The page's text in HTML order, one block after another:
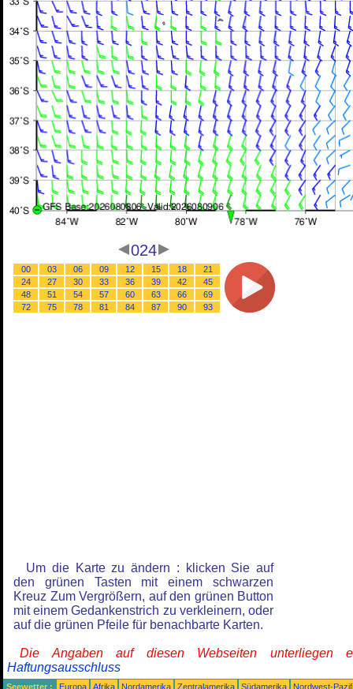
024
00 03 06 09 12 15 18
21
24
27 30 33 36 39 42
45
48
51 54 57 60 63 66
69
72
75 78 81 84 87 90 93
Um die Karte zu ändern : klicken Sie auf
den grünen Tasten mit einem schwarzen
Kreuz Zum Vergrößern, auf den grünen Button
mit einem Gedankenstrich zu verkleinern, oder
auf die grünen Pfeile für benachbarte Karten.
Die Angaben auf diesen Webseiten unterliegen
Haftungsausschluss
Seewetter : Europa Afrika Nordamerika Zentralamerika Südamerika
Nordwest-